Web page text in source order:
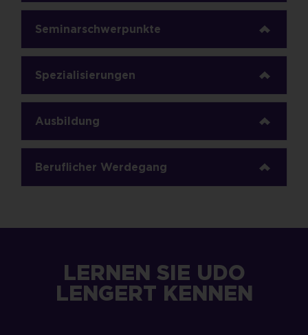
Seminarschwerpunkte
Spezialisierungen
Ausbildung
Beruflicher Werdegang
LERNEN SIE UDO
LENGERT KENNEN